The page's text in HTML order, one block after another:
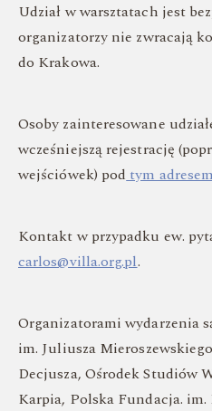
Udział w warsztatach jest
organizatorzy nie zwracają
do Krakowa.
Osoby zainteresowane
wcześniejszą rejestrację
wejściówek) podtym
Kontakt w przypadku ew.
carlos@villa.org.pl.
Organizatorami wydarzenia
im. Juliusza
Decjusza, Ośrodek Studiów
Karpia, Polska Fundacja. im.